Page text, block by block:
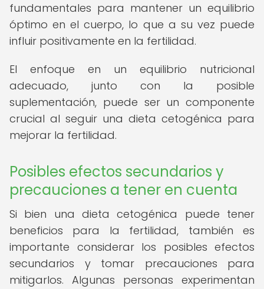
fundamentales para mantener un equilibrio
óptimo en el cuerpo, lo que a su vez puede
influir positivamente en la fertilidad.
El enfoque en un equilibrio nutricional
adecuado, junto con la posible
suplementación, puede ser un componente
crucial al seguir una dieta cetogénica para
mejorar la fertilidad.
Posibles efectos secundarios y
precauciones a tener en cuenta
Si bien una dieta cetogénica puede tener
beneficios para la fertilidad, también es
importante considerar los posibles efectos
secundarios y tomar precauciones para
mitigarlos. Algunas personas experimentan